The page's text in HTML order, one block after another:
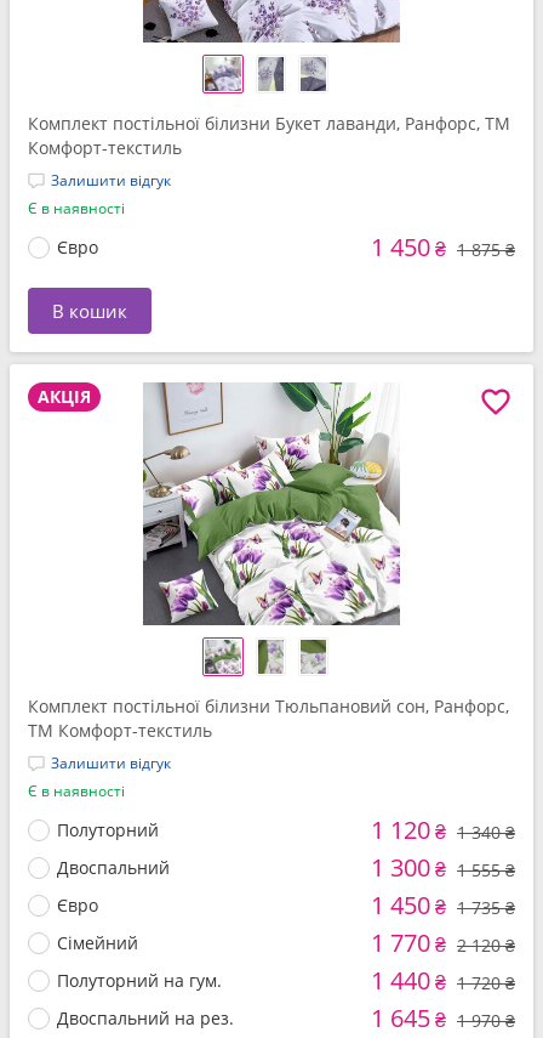
Комплект постільної білизни Букет лаванди, Ранфорс, ТМ
Комфорт-текстиль
Залишити відгук
Є в наявності
Євро 1 450₴ 1 875 ₴
В кошик
АКЦІЯ
Комплект постільної білизни Тюльпановий сон, Ранфорс,
ТМ Комфорт-текстиль
Залишити відгук
Є в наявності
Полуторний 1 120₴ 1 340 ₴
Двоспальний
1 300₴ 1 555 ₴
Євро
1 450₴ 1 735 ₴
Сімейний
1 770₴ 2 120 ₴
Полуторний на гум.
1 440₴ 1 720 ₴
Двоспальний на рез.
1 645₴ 1 970 ₴